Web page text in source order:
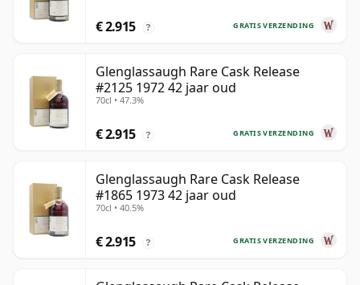
GRATIS VERZENDING
€ 2.915 ?
Glenglassaugh Rare Cask Release
#2125 1972 42 jaar oud
70cl • 47.3%
GRATIS VERZENDING
€ 2.915 ?
Glenglassaugh Rare Cask Release
#1865 1973 42 jaar oud
70cl • 40.5%
GRATIS VERZENDING
€ 2.915 ?